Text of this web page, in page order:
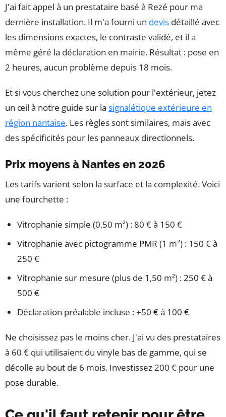
J'ai fait appel à un prestataire basé à Rezé pour ma
dernière installation. Il m'a fourni un devis détaillé avec
les dimensions exactes, le contraste validé, et il a
même géré la déclaration en mairie. Résultat : pose en
2 heures, aucun problème depuis 18 mois.
Et si vous cherchez une solution pour l'extérieur, jetez
un œil à notre guide sur la signalétique extérieure en
région nantaise. Les règles sont similaires, mais avec
des spécificités pour les panneaux directionnels.
Prix moyens à Nantes en 2026
Les tarifs varient selon la surface et la complexité. Voici
une fourchette :
Vitrophanie simple (0,50 m²) : 80 € à 150 €
Vitrophanie avec pictogramme PMR (1 m²) : 150 € à
250 €
Vitrophanie sur mesure (plus de 1,50 m²) : 250 € à
500 €
Déclaration préalable incluse : +50 € à 100 €
Ne choisissez pas le moins cher. J'ai vu des prestataires
à 60 € qui utilisaient du vinyle bas de gamme, qui se
décolle au bout de 6 mois. Investissez 200 € pour une
pose durable.